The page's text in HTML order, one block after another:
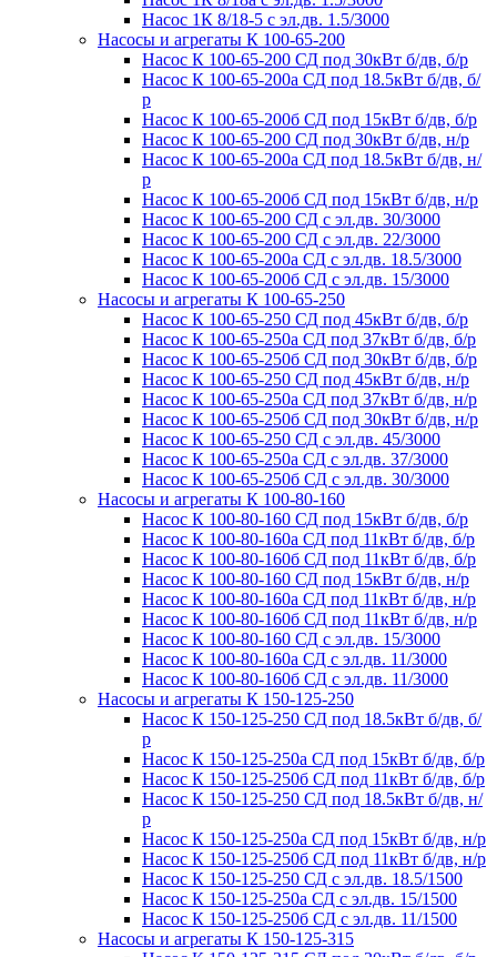
Насос 1К 8/18-5 с эл.дв. 1.5/3000
Насосы и агрегаты К 100-65-200
Насос К 100-65-200 СД под 30кВт б/дв, б/р
Насос К 100-65-200а СД под 18.5кВт б/дв, б/
р
Насос К 100-65-200б СД под 15кВт б/дв, б/р
Насос К 100-65-200 СД под 30кВт б/дв, н/р
Насос К 100-65-200а СД под 18.5кВт б/дв, н/
р
Насос К 100-65-200б СД под 15кВт б/дв, н/р
Насос К 100-65-200 СД с эл.дв. 30/3000
Насос К 100-65-200 СД с эл.дв. 22/3000
Насос К 100-65-200а СД с эл.дв. 18.5/3000
Насос К 100-65-200б СД с эл.дв. 15/3000
Насосы и агрегаты К 100-65-250
Насос К 100-65-250 СД под 45кВт б/дв, б/р
Насос К 100-65-250а СД под 37кВт б/дв, б/р
Насос К 100-65-250б СД под 30кВт б/дв, б/р
Насос К 100-65-250 СД под 45кВт б/дв, н/р
Насос К 100-65-250а СД под 37кВт б/дв, н/р
Насос К 100-65-250б СД под 30кВт б/дв, н/р
Насос К 100-65-250 СД с эл.дв. 45/3000
Насос К 100-65-250а СД с эл.дв. 37/3000
Насос К 100-65-250б СД с эл.дв. 30/3000
Насосы и агрегаты К 100-80-160
Насос К 100-80-160 СД под 15кВт б/дв, б/р
Насос К 100-80-160а СД под 11кВт б/дв, б/р
Насос К 100-80-160б СД под 11кВт б/дв, б/р
Насос К 100-80-160 СД под 15кВт б/дв, н/р
Насос К 100-80-160а СД под 11кВт б/дв, н/р
Насос К 100-80-160б СД под 11кВт б/дв, н/р
Насос К 100-80-160 СД с эл.дв. 15/3000
Насос К 100-80-160а СД с эл.дв. 11/3000
Насос К 100-80-160б СД с эл.дв. 11/3000
Насосы и агрегаты К 150-125-250
Насос К 150-125-250 СД под 18.5кВт б/дв, б/
р
Насос К 150-125-250а СД под 15кВт б/дв, б/р
Насос К 150-125-250б СД под 11кВт б/дв, б/р
Насос К 150-125-250 СД под 18.5кВт б/дв, н/
р
Насос К 150-125-250а СД под 15кВт б/дв, н/р
Насос К 150-125-250б СД под 11кВт б/дв, н/р
Насос К 150-125-250 СД с эл.дв. 18.5/1500
Насос К 150-125-250а СД с эл.дв. 15/1500
Насос К 150-125-250б СД с эл.дв. 11/1500
Насосы и агрегаты К 150-125-315